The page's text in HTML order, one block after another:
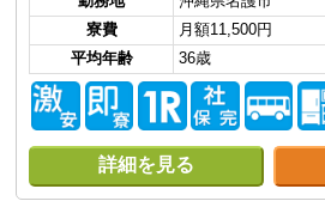
寮費
月額11,500円
平均年齢
36歳
詳細を見る